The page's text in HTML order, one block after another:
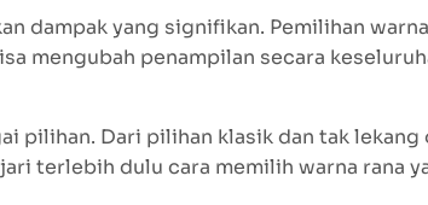
dampak yang signifikan. Pemilihan
mengubah penampilan secara
pilihan. Dari pilihan klasik dan tak
terlebih dulu cara memilih warna rana